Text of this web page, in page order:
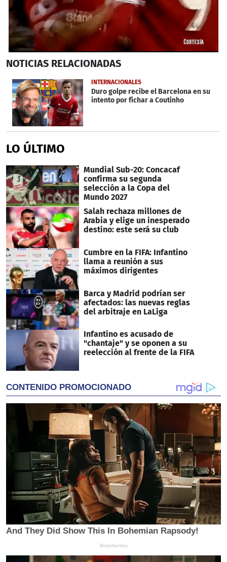
seconds
55
seconds
NOTICIAS RELACIONADAS
INTERNACIONALES
Duro golpe recibe el Barcelona en su
intento por fichar a Coutinho
LO ÚLTIMO
Mundial Sub-20: Concacaf
confirma su segunda
selección a la Copa del
Mundo 2027
Salah rechaza millones de
Arabia y elige un inesperado
destino: este será su club
Cumbre en la FIFA: Infantino
llama a reunión a sus
máximos dirigentes
Barca y Madrid podrían ser
afectados: las nuevas reglas
del arbitraje en LaLiga
Infantino es acusado de
"chantaje" y se oponen a su
reelección al frente de la FIFA